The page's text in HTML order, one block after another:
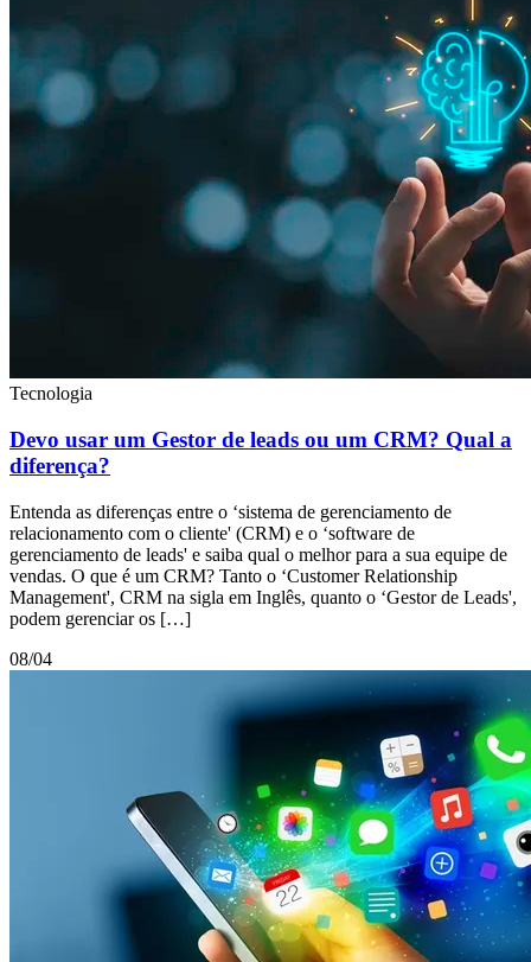
Tecnologia
Devo usar um Gestor de leads ou um CRM? Qual a
diferença?
Entenda as diferenças entre o ‘sistema de gerenciamento de
relacionamento com o cliente' (CRM) e o ‘software de
gerenciamento de leads' e saiba qual o melhor para a sua equipe de
vendas. O que é um CRM? Tanto o ‘Customer Relationship
Management', CRM na sigla em Inglês, quanto o ‘Gestor de Leads',
podem gerenciar os […]
08/04